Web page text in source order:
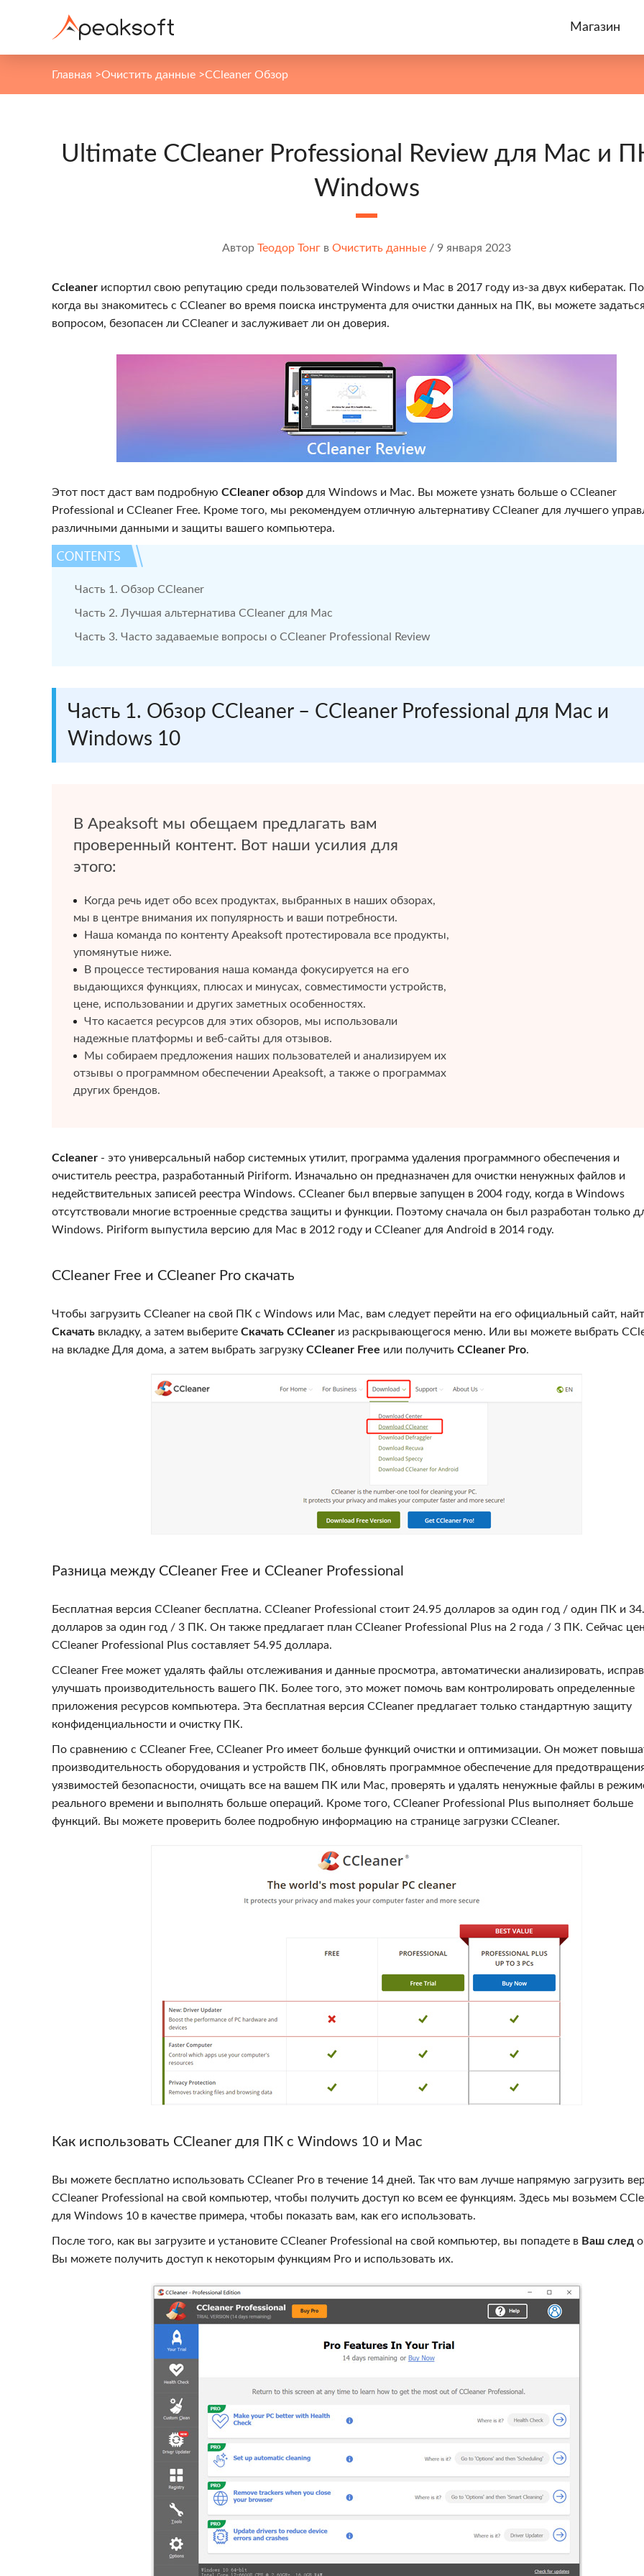
Магазин
Главная >Очистить данные >CCleaner Обзор
Ultimate CCleaner Professional Review для Mac и
Windows
Автор Теодор Тонг в Очистить данные / 9 января 2023
Ccleaner испортил свою репутацию среди пользователей Windows и Mac в 2017 году из-за двух кибератак.
когда вы знакомитесь с CCleaner во время поиска инструмента для очистки данных на ПК, вы можете задаться
вопросом, безопасен ли CCleaner и заслуживает ли он доверия.
Этот пост даст вам подробную CCleaner обзор для Windows и Mac. Вы можете узнать больше о CCleaner
Professional и CCleaner Free. Кроме того, мы рекомендуем отличную альтернативу CCleaner для лучшего
различными данными и защиты вашего компьютера.
Часть 1. Обзор CCleaner
Часть 2. Лучшая альтернатива CCleaner для Mac
Часть 3. Часто задаваемые вопросы о CCleaner Professional Review
Часть 1. Обзор CCleaner – CCleaner Professional для Mac и
Windows 10
В Apeaksoft мы обещаем предлагать вам
проверенный контент. Вот наши усилия для
этого:
Когда речь идет обо всех продуктах, выбранных в наших обзорах,
мы в центре внимания их популярность и ваши потребности.
Наша команда по контенту Apeaksoft протестировала все продукты,
упомянутые ниже.
В процессе тестирования наша команда фокусируется на его
выдающихся функциях, плюсах и минусах, совместимости устройств,
цене, использовании и других заметных особенностях.
Что касается ресурсов для этих обзоров, мы использовали
надежные платформы и веб-сайты для отзывов.
Мы собираем предложения наших пользователей и анализируем их
отзывы о программном обеспечении Apeaksoft, а также о программах
других брендов.
Ccleaner - это универсальный набор системных утилит, программа удаления программного обеспечения и
очиститель реестра, разработанный Piriform. Изначально он предназначен для очистки ненужных файлов и
недействительных записей реестра Windows. CCleaner был впервые запущен в 2004 году, когда в Windows
отсутствовали многие встроенные средства защиты и функции. Поэтому сначала он был разработан только
Windows. Piriform выпустила версию для Mac в 2012 году и CCleaner для Android в 2014 году.
CCleaner Free и CCleaner Pro скачать
Чтобы загрузить CCleaner на свой ПК с Windows или Mac, вам следует перейти на его официальный сайт,
Скачать вкладку, а затем выберите Скачать CCleaner из раскрывающегося меню. Или вы можете выбрать
на вкладке Для дома, а затем выбрать загрузку CCleaner Free или получить CCleaner Pro.
Разница между CCleaner Free и CCleaner Professional
Бесплатная версия CCleaner бесплатна. CCleaner Professional стоит 24.95 долларов за один год / один ПК и
долларов за один год / 3 ПК. Он также предлагает план CCleaner Professional Plus на 2 года / 3 ПК. Сейчас
CCleaner Professional Plus составляет 54.95 доллара.
CCleaner Free может удалять файлы отслеживания и данные просмотра, автоматически анализировать,
улучшать производительность вашего ПК. Более того, это может помочь вам контролировать определенные
приложения ресурсов компьютера. Эта бесплатная версия CCleaner предлагает только стандартную защиту
конфиденциальности и очистку ПК.
По сравнению с CCleaner Free, CCleaner Pro имеет больше функций очистки и оптимизации. Он может
производительность оборудования и устройств ПК, обновлять программное обеспечение для
уязвимостей безопасности, очищать все на вашем ПК или Mac, проверять и удалять ненужные файлы в
реального времени и выполнять больше операций. Кроме того, CCleaner Professional Plus выполняет больше
функций. Вы можете проверить более подробную информацию на странице загрузки CCleaner.
Как использовать CCleaner для ПК с Windows 10 и Mac
Вы можете бесплатно использовать CCleaner Pro в течение 14 дней. Так что вам лучше напрямую загрузить
CCleaner Professional на свой компьютер, чтобы получить доступ ко всем ее функциям. Здесь мы возьмем
для Windows 10 в качестве примера, чтобы показать вам, как его использовать.
После того, как вы загрузите и установите CCleaner Professional на свой компьютер, вы попадете в Ваш след
Вы можете получить доступ к некоторым функциям Pro и использовать их.